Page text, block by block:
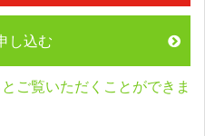
し込む
ご覧いただくことができま